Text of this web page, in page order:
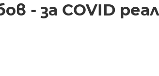
- за COVID